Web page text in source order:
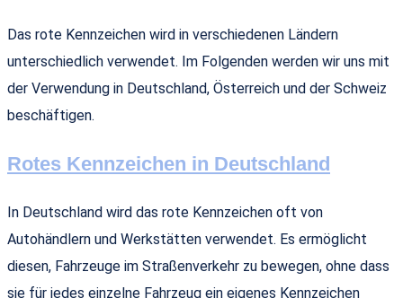
Das rote Kennzeichen wird in verschiedenen Ländern
unterschiedlich verwendet. Im Folgenden werden wir uns mit
der Verwendung in Deutschland, Österreich und der Schweiz
beschäftigen.
Rotes Kennzeichen in Deutschland
In Deutschland wird das rote Kennzeichen oft von
Autohändlern und Werkstätten verwendet. Es ermöglicht
diesen, Fahrzeuge im Straßenverkehr zu bewegen, ohne dass
sie für jedes einzelne Fahrzeug ein eigenes Kennzeichen